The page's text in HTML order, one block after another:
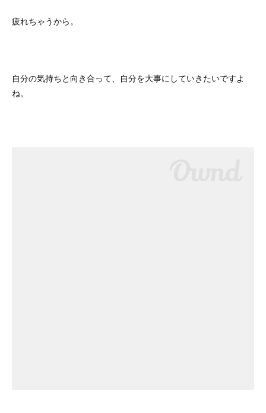
疲れちゃうから。
自分の気持ちと向き合って、自分を大事にしていきたいですよ
ね。